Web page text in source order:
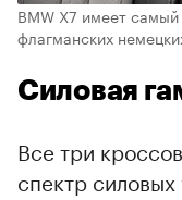
BMW X7 имеет
флагманских
Силовая
Все три
спектр